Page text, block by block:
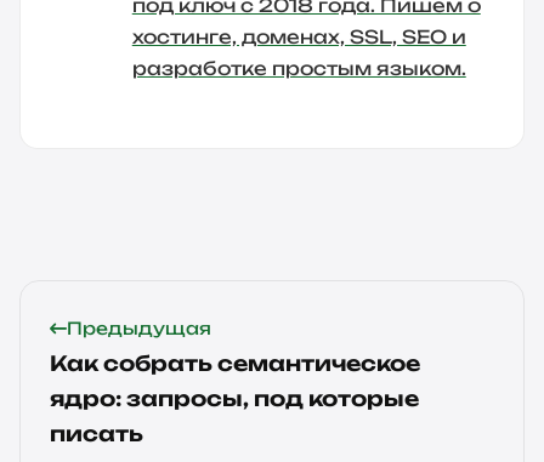
под ключ с 2018 года. Пишем о
хостинге, доменах, SSL, SEO и
разработке простым языком.
Предыдущая
Как собрать семантическое
ядро: запросы, под которые
писать